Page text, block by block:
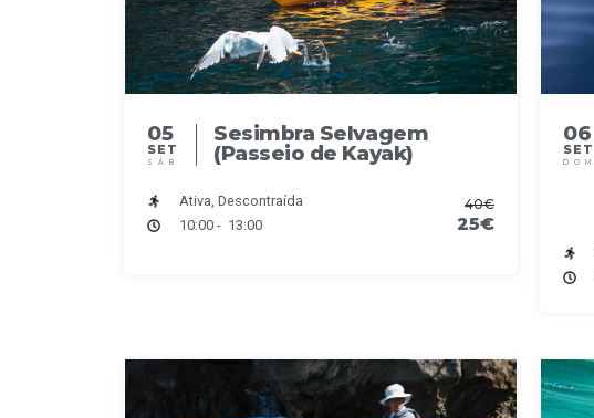
05
SET
SÁB
Sesimbra Selvagem
(Passeio de Kayak)
Ativa, Descontraída
10:00 - 13:00
40€
25€
06
SET
DOM